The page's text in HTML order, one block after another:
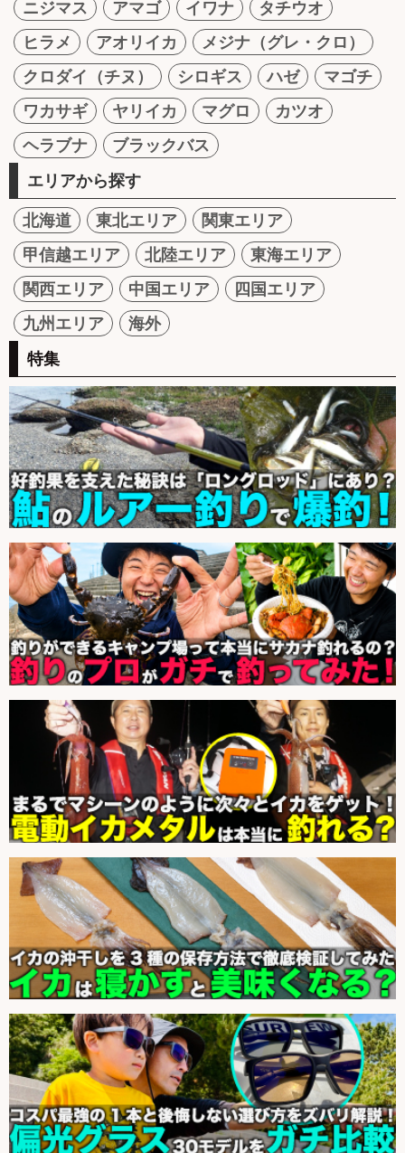
ニジマス
アマゴ イワナ
タチウオ
ヒラメ
アオリイカ
メジナ（グレ・クロ）
クロダイ（チヌ）
シロギス ハゼ
マゴチ
ワカサギ
ヤリイカ マグロ
カツオ
ヘラブナ
ブラックバス
エリアから探す
北海道 東北エリア
関東エリア
甲信越エリア
北陸エリア
東海エリア
関西エリア
中国エリア
四国エリア
九州エリア
海外
特集